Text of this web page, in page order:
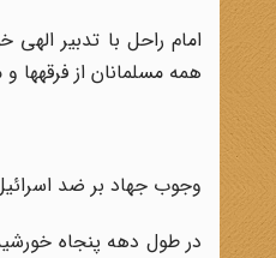
امام راحل با تدبیر
همه مسلمانان از فرقه‏ها
وجوب جهاد بر ضد
در طول دهه پنجاه